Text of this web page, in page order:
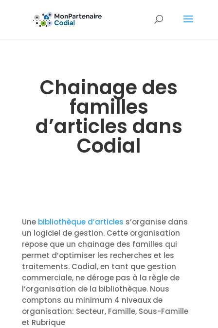
Chainage des
familles
d’articles dans
Codial
Une bibliothèque d’articles s’organise dans
un logiciel de gestion. Cette organisation
repose que un chainage des familles qui
permet d’optimiser les recherches et les
traitements. Codial, en tant que gestion
commerciale, ne déroge pas à la règle de
l’organisation de la bibliothèque. Nous
comptons au minimum 4 niveaux de
organisation: Secteur, Famille, Sous-Famille
et Rubrique